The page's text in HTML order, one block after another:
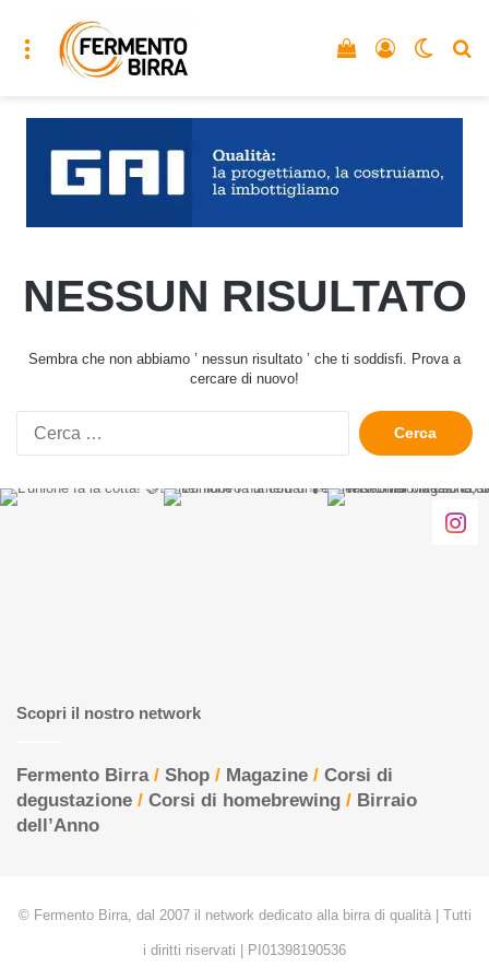
Menu Accedi
Vedi il carrello
NESSUN RISULTATO
Sembra che non abbiamo ’ nessun risultato ’ che ti soddisfi. Prova a
cercare di nuovo!
Ricerca
per:
Scopri il nostro network
Fermento Birra/ Shop / Magazine / Corsi di
degustazione / Corsi di homebrewing / Birraio
dell’Anno
© Fermento Birra, dal 2007 il network dedicato alla birra di qualità | Tutti
i diritti riservati | PI01398190536